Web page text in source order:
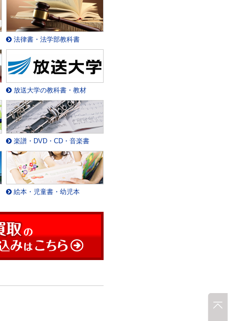
法律書・法学部教科書
放送大学の教科書・教材
楽譜・DVD・CD・音楽書
絵本・児童書・幼児本